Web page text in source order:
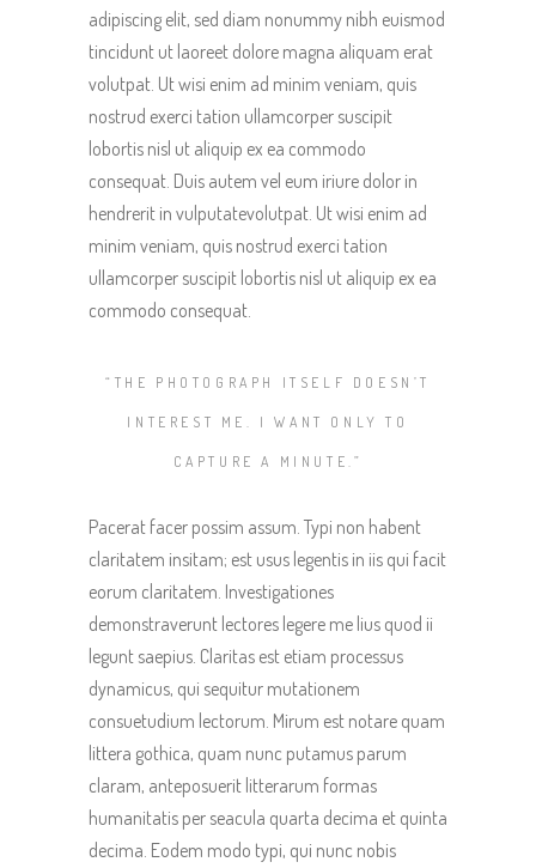
adipiscing elit, sed diam nonummy nibh euismod
tincidunt ut laoreet dolore magna aliquam erat
volutpat. Ut wisi enim ad minim veniam, quis
nostrud exerci tation ullamcorper suscipit
lobortis nisl ut aliquip ex ea commodo
consequat. Duis autem vel eum iriure dolor in
hendrerit in vulputatevolutpat. Ut wisi enim ad
minim veniam, quis nostrud exerci tation
ullamcorper suscipit lobortis nisl ut aliquip ex ea
commodo consequat.
“THE PHOTOGRAPH ITSELF DOESN’T
INTEREST ME. I WANT ONLY TO
CAPTURE A MINUTE.”
Pacerat facer possim assum. Typi non habent
claritatem insitam; est usus legentis in iis qui facit
eorum claritatem. Investigationes
demonstraverunt lectores legere me lius quod ii
legunt saepius. Claritas est etiam processus
dynamicus, qui sequitur mutationem
consuetudium lectorum. Mirum est notare quam
littera gothica, quam nunc putamus parum
claram, anteposuerit litterarum formas
humanitatis per seacula quarta decima et quinta
decima. Eodem modo typi, qui nunc nobis